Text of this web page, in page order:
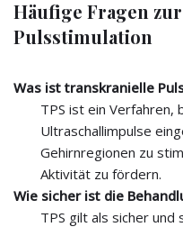
Häufige Fragen
Pulsstimulation
Was ist transkranielle
TPS ist ein Verfahren,
Ultraschallimpulse
Gehirnregionen zu
Aktivität zu fördern.
Wie sicher ist die
TPS gilt als sicher